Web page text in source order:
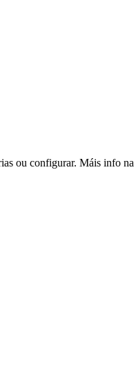
ou configurar. Máis info na